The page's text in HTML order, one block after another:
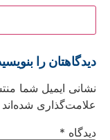
دیدگاهتان را
نشانی ایمیل شما
علامت‌گذاری شده‌اند
دیدگاه *